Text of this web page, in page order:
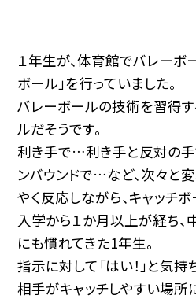
１年生が、体育館でバレーボ
ボール」を行っていました。
バレーボールの技術を習得
ルだそうです。
利き手で…利き手と反対の
ンバウンドで…など、次々と
やく反応しながら、キャッチ
入学から１か月以上が経ち
にも慣れてきた1年生。
指示に対して「はい！」と気持
相手がキャッチしやすい場所